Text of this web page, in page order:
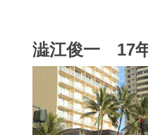
澁江俊一 17